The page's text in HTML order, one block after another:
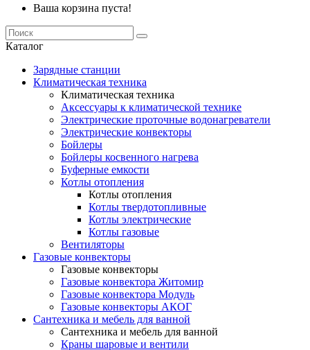
Ваша корзина пуста!
Каталог
Зарядные станции
Климатическая техника
Климатическая техника
Аксессуары к климатической технике
Электрические проточные водонагреватели
Электрические конвекторы
Бойлеры
Бойлеры косвенного нагрева
Буферные емкости
Котлы отопления
Котлы отопления
Котлы твердотопливные
Котлы электрические
Котлы газовые
Вентиляторы
Газовые конвекторы
Газовые конвекторы
Газовые конвектора Житомир
Газовые конвектора Модуль
Газовые конвекторы АКОГ
Сантехника и мебель для ванной
Сантехника и мебель для ванной
Краны шаровые и вентили